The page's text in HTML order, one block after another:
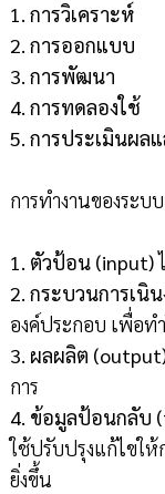
1. การวิเคราะห์
2. การออกแบบ
3. การพัฒนา
4. การทดลองใช้
5. การประเมินผล
การทำงานของระ
1. ตัวป้อน (input)
2. กระบวนการเนิ
องค์ประกอบ เพื่อท
3. ผลผลิต
การ
4. ข้อมูลป้อนกลับ
ใช้ปรับปรุงแก้ไขใ
ยิ่งขึ้น